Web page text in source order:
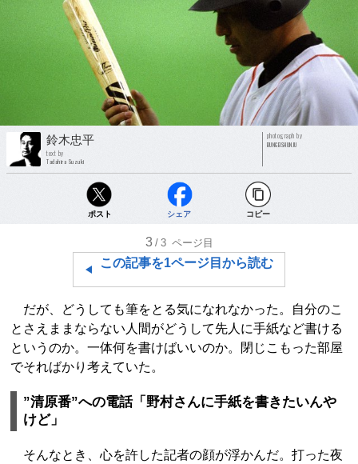
鈴木忠平
text by
Tadahira Suzuki
photograph by
BUNGEISHUNJU
ポスト シェア コピー
3 /3 ページ目
この記事を1ページ目から読む
だが、どうしても筆をとる気になれなかった。自分のこ
とさえままならない人間がどうして先人に手紙など書ける
というのか。一体何を書けばいいのか。閉じこもった部屋
でそればかり考えていた。
”清原番”への電話「野村さんに手紙を書きたいんや
けど」
そんなとき、心を許した記者の顔が浮かんだ。打った夜